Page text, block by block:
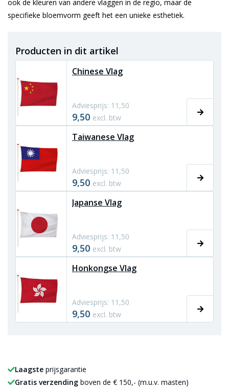
ook de kleuren van andere vlaggen in de regio, maar de
specifieke bloemvorm geeft het een unieke esthetiek.
Producten in dit artikel
Chinese Vlag
Adviesprijs: 11,50
9,50 excl. btw
Taiwanese Vlag
Adviesprijs: 11,50
9,50 excl. btw
Japanse Vlag
Adviesprijs: 11,50
9,50 excl. btw
Honkongse Vlag
Adviesprijs: 11,50
9,50 excl. btw
Laagste prijsgarantie
Gratis verzending boven de € 150,- (m.u.v. masten)